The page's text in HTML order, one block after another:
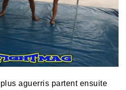
aguerris partent ensuite